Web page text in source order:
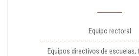
Equipo rectoral
Equipos directivos de escuelas,